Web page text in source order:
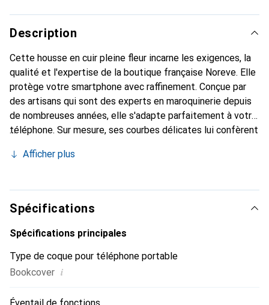
Description
Cette housse en cuir pleine fleur incarne les exigences, la
qualité et l'expertise de la boutique française Noreve. Elle
protège votre smartphone avec raffinement. Conçue par
des artisans qui sont des experts en maroquinerie depuis
de nombreuses années, elle s'adapte parfaitement à votre
téléphone. Sur mesure, ses courbes délicates lui confèrent
et indispensable pour votre smartphone. Reconnaître
marque Noreve est un choix sûr pour une clientèle
exigeante.
Afficher plus
Spécifications
Spécifications principales
Type de coque pour téléphone portable
Bookcover i